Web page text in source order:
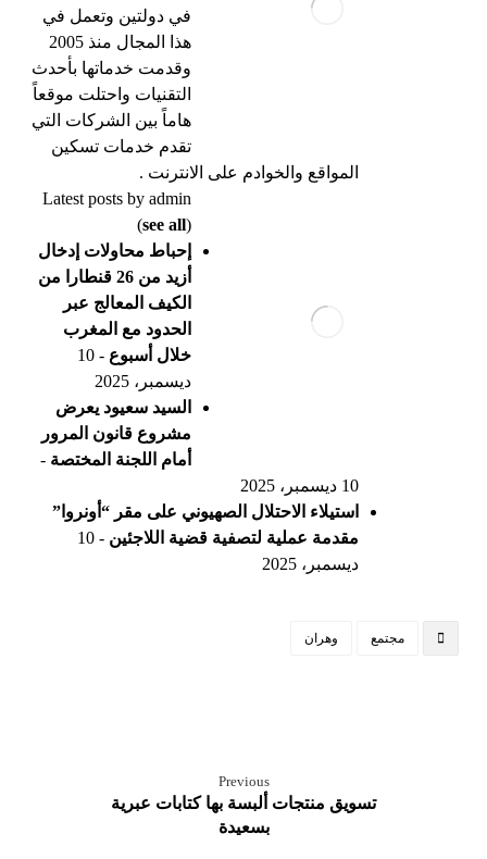
في دولتين وتعمل في
هذا المجال منذ 2005
وقدمت خدماتها بأحدث
التقنيات واحتلت موقعاً
هاماً بين الشركات التي
تقدم خدمات تسكين
المواقع والخوادم على الانترنت .
Latest posts by admin
(see all)
إحباط محاولات إدخال
أزيد من 26 قنطارا من
الكيف المعالج عبر
الحدود مع المغرب
خلال أسبوع
- 10
ديسمبر، 2025
السيد سعيود يعرض
مشروع قانون المرور
أمام اللجنة المختصة -
10 ديسمبر، 2025
استيلاء الاحتلال الصهيوني على مقر “أونروا”
مقدمة عملية لتصفية قضية اللاجئين
- 10
ديسمبر، 2025
مجتمع وهران
Previous
تسويق منتجات ألبسة بها كتابات عبرية
بسعيدة